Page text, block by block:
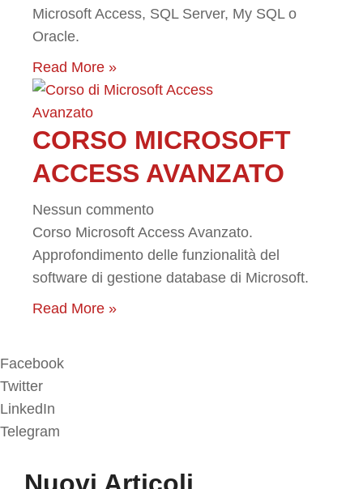
Microsoft Access, SQL Server, My SQL o
Oracle.
Read More »
CORSO MICROSOFT
ACCESS AVANZATO
Nessun commento
Corso Microsoft Access Avanzato.
Approfondimento delle funzionalità del
software di gestione database di Microsoft.
Read More »
Facebook
Twitter
LinkedIn
Telegram